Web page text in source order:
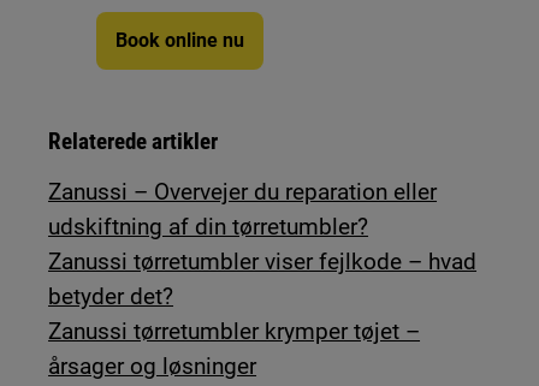
Book online nu
Relaterede artikler
Zanussi – Overvejer du reparation eller
udskiftning af din tørretumbler?
Zanussi tørretumbler viser fejlkode – hvad
betyder det?
Zanussi tørretumbler krymper tøjet –
årsager og løsninger